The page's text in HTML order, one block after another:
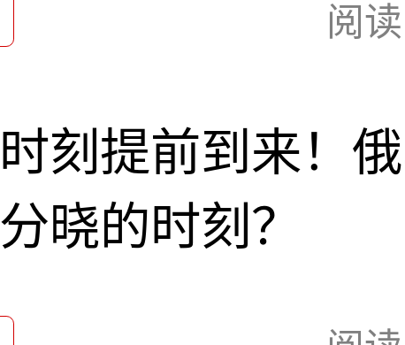
阅读
刻提前到来！
晓的时刻？